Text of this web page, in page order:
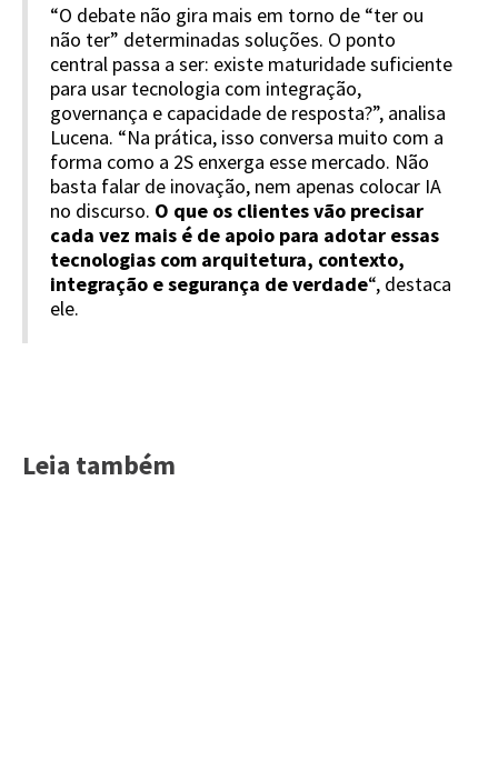
“O debate não gira mais em torno de “ter ou
não ter” determinadas soluções. O ponto
central passa a ser: existe maturidade suficiente
para usar tecnologia com integração,
governança e capacidade de resposta?”, analisa
Lucena. “Na prática, isso conversa muito com a
forma como a 2S enxerga esse mercado. Não
basta falar de inovação, nem apenas colocar IA
no discurso. O que os clientes vão precisar
cada vez mais é de apoio para adotar essas
tecnologias com arquitetura, contexto,
integração e segurança de verdade“, destaca
ele.
Leia também